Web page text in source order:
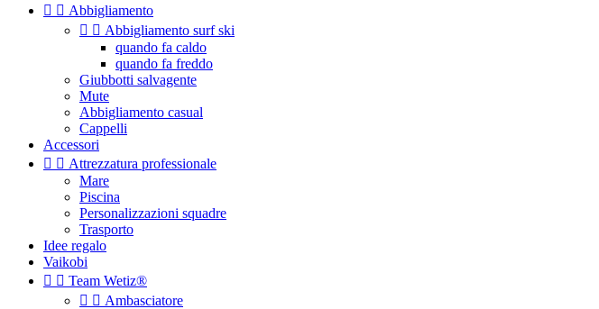
  Abbigliamento
  Abbigliamento surf ski
quando fa caldo
quando fa freddo
Giubbotti salvagente
Mute
Abbigliamento casual
Cappelli
Accessori
  Attrezzatura professionale
Mare
Piscina
Personalizzazioni squadre
Trasporto
Idee regalo
Vaikobi
  Team Wetiz®
  Ambasciatore